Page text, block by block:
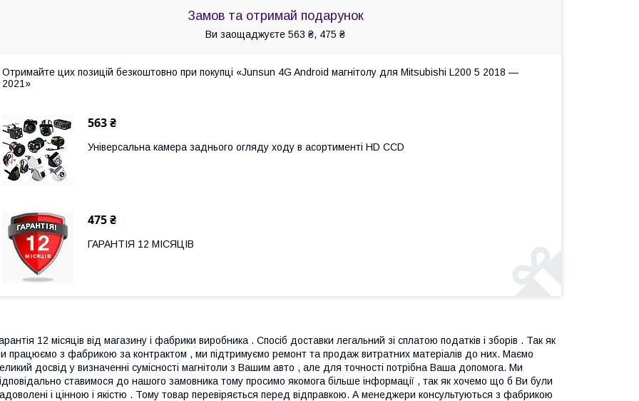
Замов та отримай подарунок
Ви заощаджуєте 563 ₴, 475 ₴
Отримайте цих позицій безкоштовно при покупці «Junsun 4G Android магнітолу для Mitsubishi L200 5 2018 —
2021»
563 ₴
Універсальна камера заднього огляду ходу в асортименті HD ССD
475 ₴
ГАРАНТІЯ 12 МІСЯЦІВ
12 місяців від магазину і фабрики виробника . Спосіб доставки легальний зі сплатою податків і зборів . Так як
працюємо з фабрикою за контрактом , ми підтримуємо ремонт та продаж витратних матеріалів до них. Маємо
досвід у визначенні сумісності магнітоли з Вашим авто , але для точності потрібна Ваша допомога. Ми
ставимося до нашого замовника тому просимо якомога більше інформації , так як хочемо що б Ви були
і цінною і якістю . Тому товар перевіряється перед відправкою. А менеджери консультуються з фабрикою